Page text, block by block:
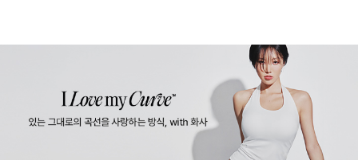
울트라서포트 제로무브 스포츠브라 연장 후